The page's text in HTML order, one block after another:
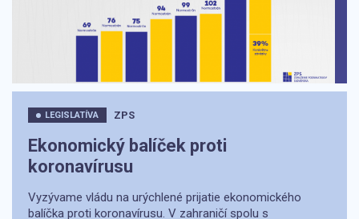
LEGISLATÍVA ZPS
Ekonomický balíček proti
koronavírusu
Vyzývame vládu na urýchlené prijatie ekonomického
balíčka proti koronavírusu. V zahraničí spolu s